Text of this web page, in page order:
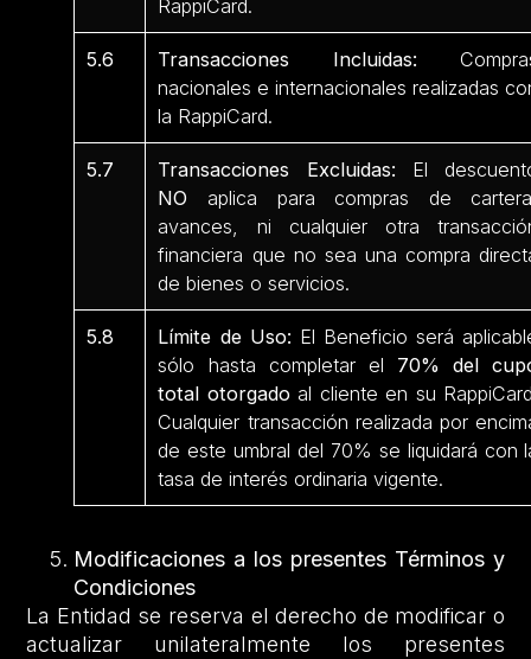
RappiCard.
5.6 Transacciones Incluidas:
nacionales e internacionales realizadas
la RappiCard.
5.7 Transacciones Excluidas: El
NO aplica para compras de
avances, ni cualquier otra
financiera que no sea una compra
de bienes o servicios.
5.8 Límite de Uso: El Beneficio será
sólo hasta completar el 70% del
total otorgadoal cliente en su
Cualquier transacción realizada por
de este umbral del 70% se liquidará con
tasa de interés ordinaria vigente.
Modificaciones a los presentes Términos y
Condiciones
La Entidad se reserva el derecho de modificar o
actualizar unilateralmente los presentes